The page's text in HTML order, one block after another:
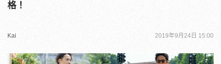
格！
Kai 2019年9月24日 15:00